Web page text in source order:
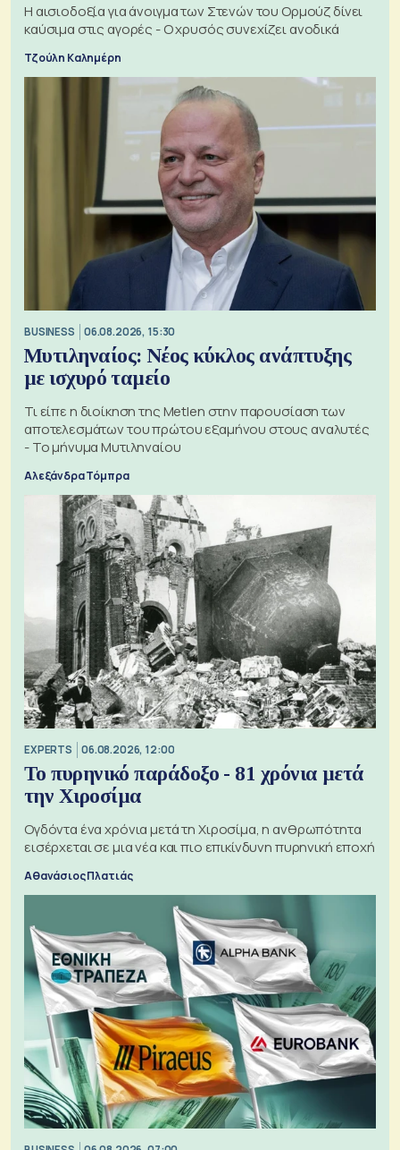
Η αισιοδοξία για άνοιγμα των Στενών του Ορμούζ δίνει
καύσιμα στις αγορές - Ο χρυσός συνεχίζει ανοδικά
Τζούλη Καλημέρη
BUSINESS 06.08.2026, 15:30
Μυτιληναίος: Νέος κύκλος ανάπτυξης
με ισχυρό ταμείο
Τι είπε η διοίκηση της Metlen στην παρουσίαση των
αποτελεσμάτων του πρώτου εξαμήνου στους αναλυτές
- Το μήνυμα Μυτιληναίου
Αλεξάνδρα Τόμπρα
EXPERTS 06.08.2026, 12:00
Το πυρηνικό παράδοξο - 81 χρόνια μετά
την Χιροσίμα
Ογδόντα ένα χρόνια μετά τη Χιροσίμα, η ανθρωπότητα
εισέρχεται σε μια νέα και πιο επικίνδυνη πυρηνική εποχή
Αθανάσιος Πλατιάς